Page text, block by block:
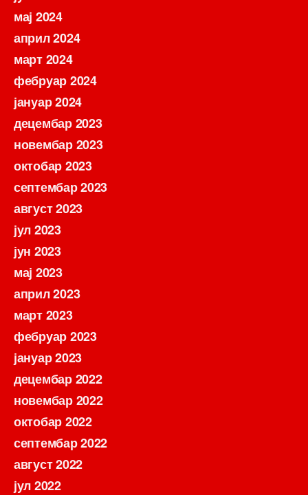
мај 2024
април 2024
март 2024
фебруар 2024
јануар 2024
децембар 2023
новембар 2023
октобар 2023
септембар 2023
август 2023
јул 2023
јун 2023
мај 2023
април 2023
март 2023
фебруар 2023
јануар 2023
децембар 2022
новембар 2022
октобар 2022
септембар 2022
август 2022
јул 2022